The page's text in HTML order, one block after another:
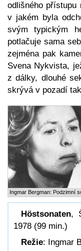
odlišného přístupu
v jakém byla
svým typickým
potlačuje sama
zejména pak
Svena Nykvista,
z dálky, dlouhé
skrývá v pozadí
Ingmar Bergman: Podzimní
Höstsonaten,
1978 (99 min.)
Režie: Ingmar